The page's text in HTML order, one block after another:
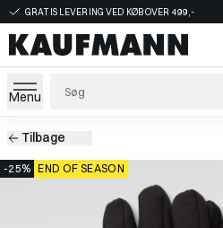
GRATIS LEVERING VED KØB OVER 499,-
Menu
Tilbage
-25% END OF SEASON